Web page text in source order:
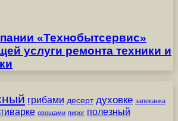
«Технобытсервис»
услуги ремонта техники и
грибами десерт духовке запеканка
овощами пирог полезный